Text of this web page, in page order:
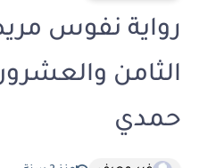
رواية نفوس
حمدي